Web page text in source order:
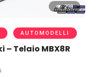
298
AUTOMODELLI
– Telaio MBX8R